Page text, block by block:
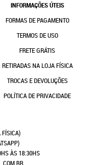
INFORMAÇÕES ÚTEIS
FORMAS DE PAGAMENTO
TERMOS DE USO
FRETE GRÁTIS
RETIRADAS NA LOJA FÍSICA
TROCAS E DEVOLUÇÕES
POLÍTICA DE PRIVACIDADE
ÀS 18:30HS